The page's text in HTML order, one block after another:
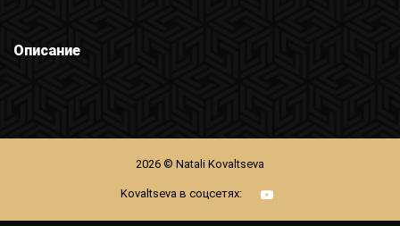
Описание
2026 © Natali Kovaltseva
Kovaltseva в соцсетях: